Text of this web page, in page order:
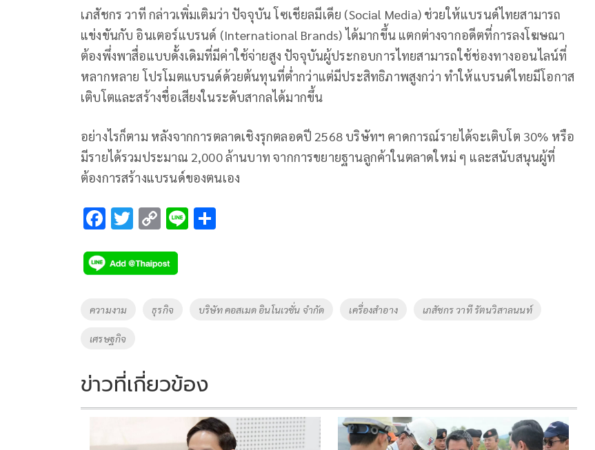
เภสัชกร วาที กล่าวเพิ่มเติมว่า ปัจจุบัน โซเชียลมีเดีย (Social Media) ช่วยให้แบรนด์ไทยสามารถ
แข่งขันกับ อินเตอร์แบรนด์ (International Brands) ได้มากขึ้น แตกต่างจากอดีตที่การลงโฆษณา
ต้องพึ่งพาสื่อแบบดั้งเดิมที่มีค่าใช้จ่ายสูง ปัจจุบันผู้ประกอบการไทยสามารถใช้ช่องทางออนไลน์ที่
หลากหลาย โปรโมตแบรนด์ด้วยต้นทุนที่ต่ำกว่าแต่มีประสิทธิภาพสูงกว่า ทำให้แบรนด์ไทยมีโอกาส
เติบโตและสร้างชื่อเสียงในระดับสากลได้มากขึ้น
อย่างไรก็ตาม หลังจากการตลาดเชิงรุกตลอดปี 2568 บริษัทฯ คาดการณ์รายได้จะเติบโต 30% หรือ
มีรายได้รวมประมาณ 2,000 ล้านบาท จากการขยายฐานลูกค้าในตลาดใหม่ ๆ และสนับสนุนผู้ที่
ต้องการสร้างแบรนด์ของตนเอง
F
e
b
o
o
k
T
tt
er
C
p
y
Li
Li
Tags
ความงาม ธุรกิจ บริษัท คอสเมด อินโนเวชั่น จำกัด เครื่องสำอาง เภสัชกร วาที รัตนวิสาลนนท์
เศรษฐกิจ
ข่าวที่เกี่ยวข้อง